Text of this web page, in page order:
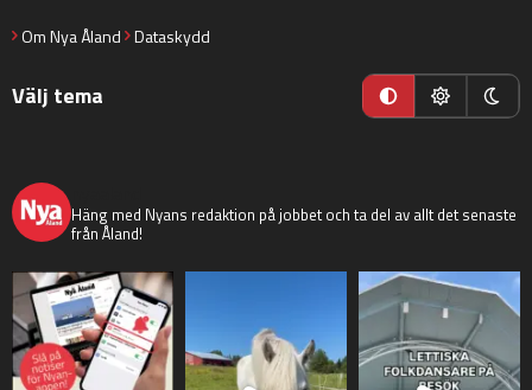
Om Nya Åland Dataskydd
Välj tema
Häng med Nyans redaktion på jobbet och ta del av allt det senaste
från Åland!